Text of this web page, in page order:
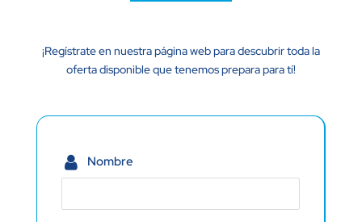
¡Regístrate en nuestra página web para descubrir toda la
oferta disponible que tenemos prepara para tí!
Nombre